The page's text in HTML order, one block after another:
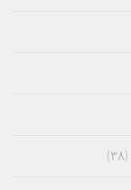
(۳۸)